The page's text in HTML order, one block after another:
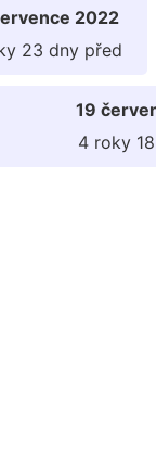
2022
23 dny před
19
4 roky